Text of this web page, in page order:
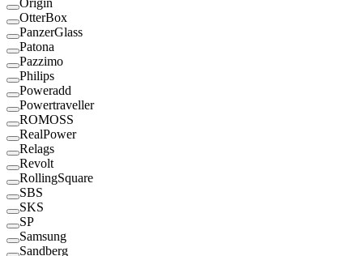
OtterBox
PanzerGlass
Patona
Pazzimo
Philips
Poweradd
Powertraveller
ROMOSS
RealPower
Relags
Revolt
RollingSquare
SBS
SKS
SP
Samsung
Sandberg